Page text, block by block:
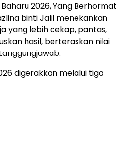
2026, Yang Berhormat
binti Jalil menekankan
yang lebih cekap, pantas,
hasil, berteraskan nilai
digerakkan melalui tiga